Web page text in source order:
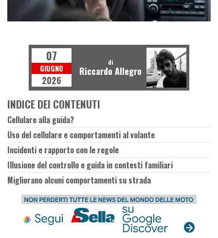
07
GIUGNO
2026
di
Riccardo Allegro
INDICE DEI CONTENUTI
Cellulare alla guida?
Uso del cellulare e comportamenti al volante
Incidenti e rapporto con le regole
Illusione del controllo e guida in contesti familiari
Migliorano alcuni comportamenti su strada